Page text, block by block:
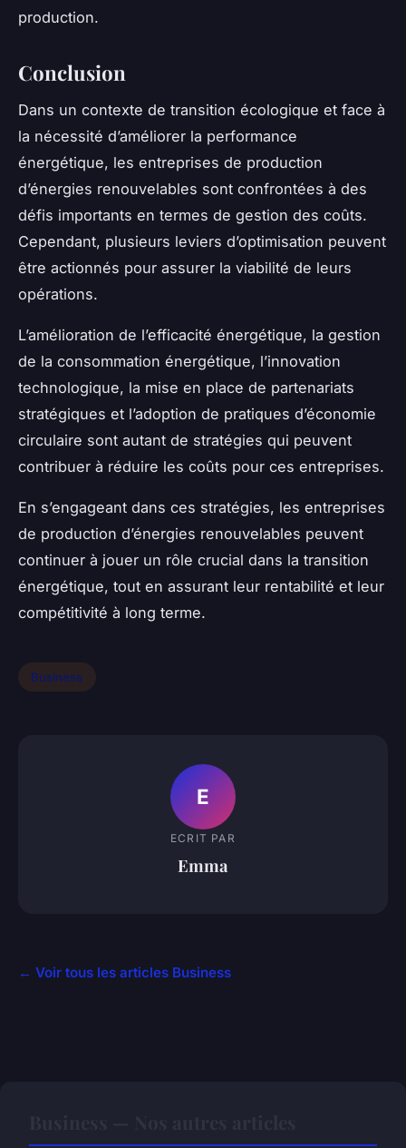
production.
Conclusion
Dans un contexte de transition écologique et face à
la nécessité d’améliorer la performance
énergétique, les entreprises de production
d’énergies renouvelables sont confrontées à des
défis importants en termes de gestion des coûts.
Cependant, plusieurs leviers d’optimisation peuvent
être actionnés pour assurer la viabilité de leurs
opérations.
L’amélioration de l’efficacité énergétique, la gestion
de la consommation énergétique, l’innovation
technologique, la mise en place de partenariats
stratégiques et l’adoption de pratiques d’économie
circulaire sont autant de stratégies qui peuvent
contribuer à réduire les coûts pour ces entreprises.
En s’engageant dans ces stratégies, les entreprises
de production d’énergies renouvelables peuvent
continuer à jouer un rôle crucial dans la transition
énergétique, tout en assurant leur rentabilité et leur
compétitivité à long terme.
Business
E
ECRIT PAR
Emma
← Voir tous les articles Business